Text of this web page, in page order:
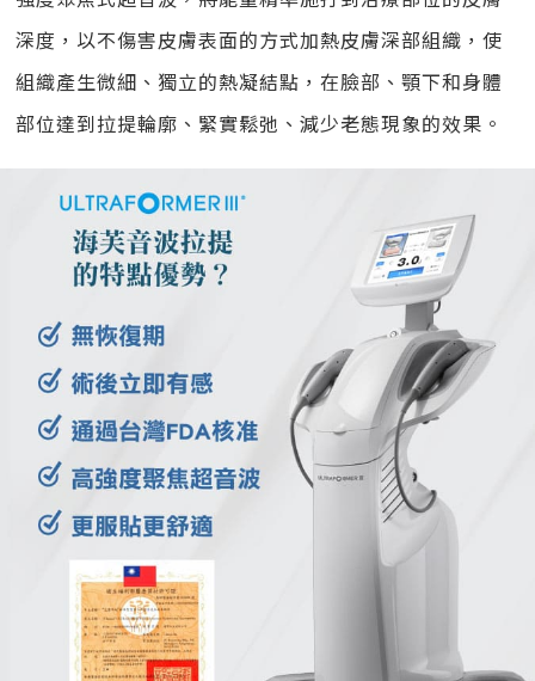
深度，以不傷害皮膚表面的方式加熱皮膚深部組織，使
組織產生微細、獨立的熱凝結點，在臉部、顎下和身體
部位達到拉提輪廓、緊實鬆弛、減少老態現象的效果。